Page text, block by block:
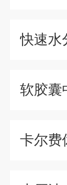
快速水
软胶囊
卡尔费